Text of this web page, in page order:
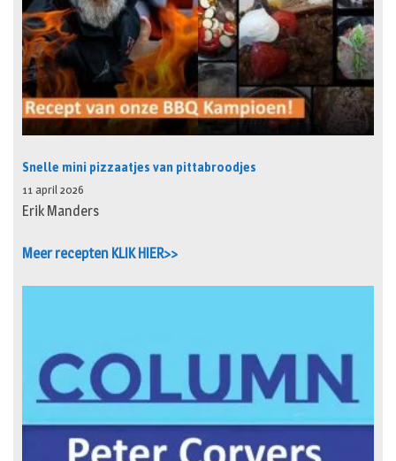
Snelle mini pizzaatjes van pittabroodjes
11 april 2026
Erik Manders
Meer recepten KLIK HIER>>